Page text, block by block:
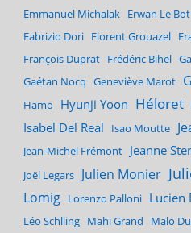
Emmanuel Michalak Erwan Le Bot
Fabrizio Dori Florent Grouazel
François Duprat Frédéric Bihel
Gaétan Nocq Geneviève Marot
Hamo Hyunji Yoon Héloret
Isabel Del Real Isao Moutte
Jean-Michel Frémont Jeanne
Joël Legars Julien Monier
Lomig Lorenzo Palloni Lucien
Léo Schlling Mahi Grand Malo